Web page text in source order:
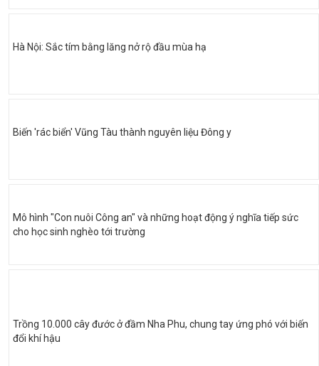
Hà Nội: Sắc tím bằng lăng nở rộ đầu mùa hạ
Biến 'rác biển' Vũng Tàu thành nguyên liệu Đông y
Mô hình "Con nuôi Công an" và những hoạt động ý nghĩa tiếp sức
cho học sinh nghèo tới trường
Trồng 10.000 cây đước ở đầm Nha Phu, chung tay ứng phó với biến
đổi khí hậu